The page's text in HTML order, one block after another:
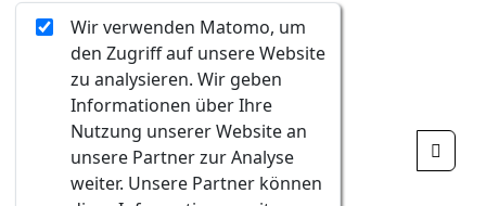
Wir verwenden Matomo, um
den Zugriff auf unsere Website
zu analysieren. Wir geben
Informationen über Ihre
Nutzung unserer Website an
unsere Partner zur Analyse
weiter. Unsere Partner können
0/400
Bittegeben Sie Ihre Nachricht ein.
Ungültige Eingabe
Ungültige Eingabe